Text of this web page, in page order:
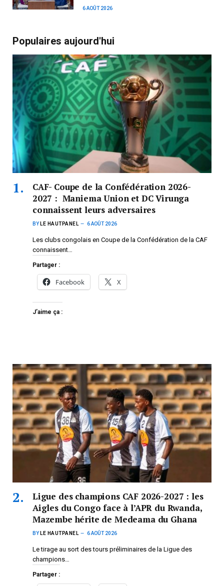
6 AOÛT 2026
Populaires aujourd'hui
CAF- Coupe de la Confédération 2026-
2027 : Maniema Union et DC Virunga
connaissent leurs adversaires
BY LE HAUTPANEL 6 AOÛT 2026
Les clubs congolais en Coupe de la Confédération de la CAF
connaissent…
Partager :
Facebook X
J’aime ça :
Ligue des champions CAF 2026-2027 : les
Aigles du Congo face à l’APR du Rwanda,
Mazembe hérite de Medeama du Ghana
BY LE HAUTPANEL 6 AOÛT 2026
Le tirage au sort des tours préliminaires de la Ligue des
champions…
Partager :